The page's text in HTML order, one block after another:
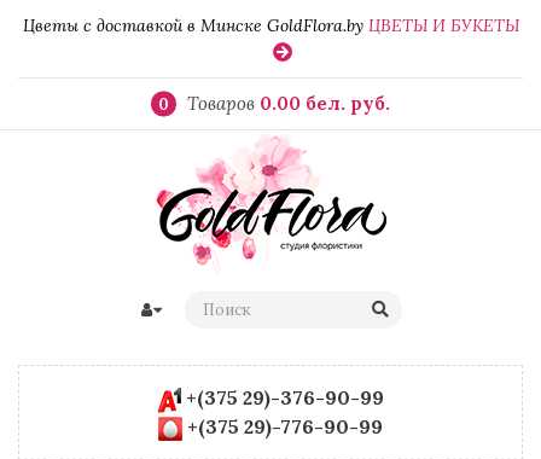
Цветы с доставкой в Минске GoldFlora.by ЦВЕТЫ И БУКЕТЫ
0 Товаров 0.00 бел. руб.
+(375 29)-376-90-99
+(375 29)-776-90-99